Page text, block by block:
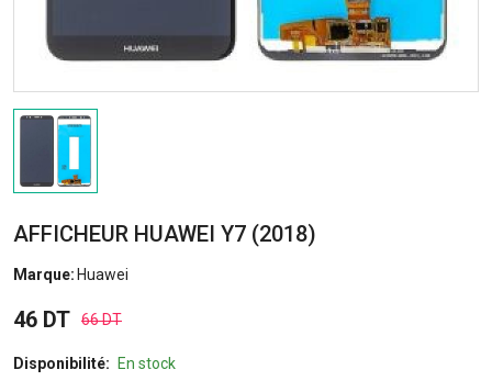
AFFICHEUR HUAWEI Y7 (2018)
Marque: Huawei
46 DT 66 DT
Disponibilité: En stock